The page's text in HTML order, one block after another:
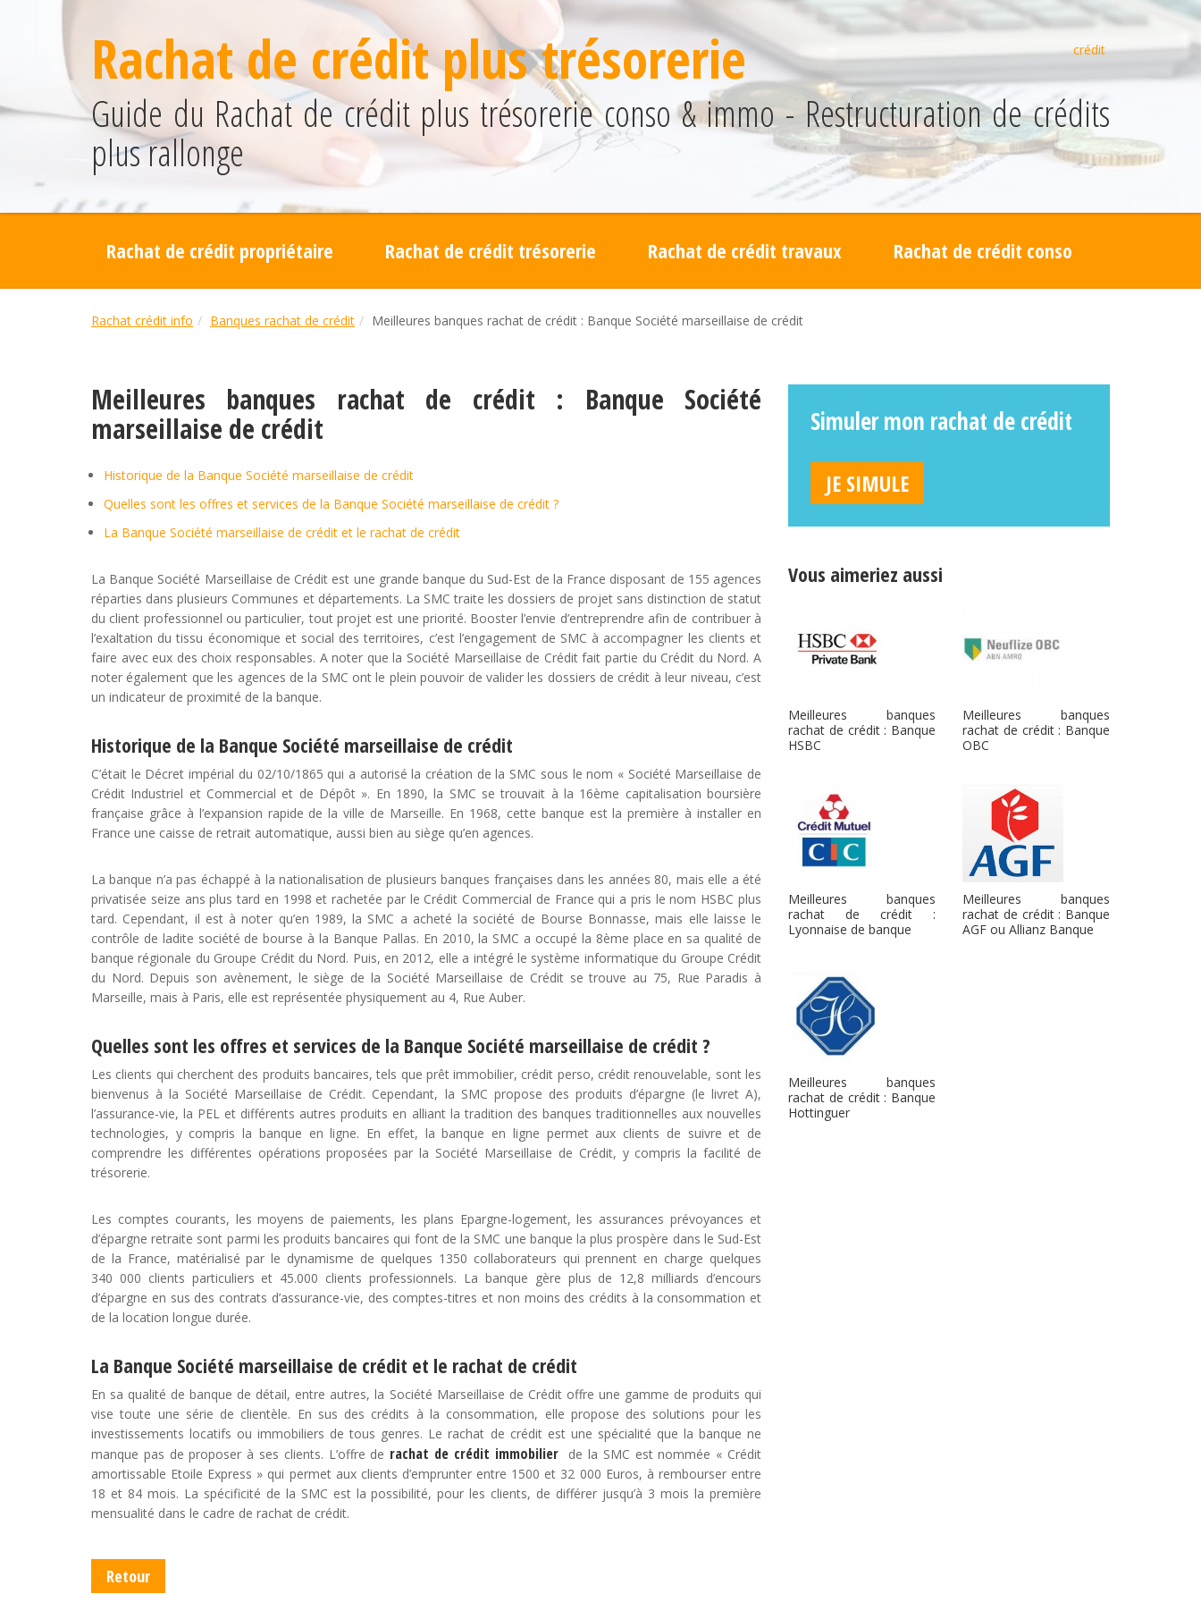
Rachat de crédit plus trésorerie
Guide du Rachat de crédit plus trésorerie conso & immo - Restructuration de crédits
plus rallonge
crédit
Rachat de crédit propriétaire Rachat de crédit trésorerie Rachat de crédit travaux Rachat de crédit conso
Rachat crédit info Banques rachat de crédit Meilleures banques rachat de crédit : Banque Société marseillaise de crédit
Meilleures banques rachat de crédit : Banque Société
marseillaise de crédit
Historique de la Banque Société marseillaise de crédit
Quelles sont les offres et services de la Banque Société marseillaise de crédit ?
La Banque Société marseillaise de crédit et le rachat de crédit
La Banque Société Marseillaise de Crédit est une grande banque du Sud-Est de la France disposant de 155 agences
réparties dans plusieurs Communes et départements. La SMC traite les dossiers de projet sans distinction de statut
du client professionnel ou particulier, tout projet est une priorité. Booster l’envie d’entreprendre afin de contribuer à
l’exaltation du tissu économique et social des territoires, c’est l’engagement de SMC à accompagner les clients et
faire avec eux des choix responsables. A noter que la Société Marseillaise de Crédit fait partie du Crédit du Nord. A
noter également que les agences de la SMC ont le plein pouvoir de valider les dossiers de crédit à leur niveau, c’est
un indicateur de proximité de la banque.
Historique de la Banque Société marseillaise de crédit
C’était le Décret impérial du 02/10/1865 qui a autorisé la création de la SMC sous le nom « Société Marseillaise de
Crédit Industriel et Commercial et de Dépôt ». En 1890, la SMC se trouvait à la 16ème capitalisation boursière
française grâce à l’expansion rapide de la ville de Marseille. En 1968, cette banque est la première à installer en
France une caisse de retrait automatique, aussi bien au siège qu’en agences.
La banque n’a pas échappé à la nationalisation de plusieurs banques françaises dans les années 80, mais elle a été
privatisée seize ans plus tard en 1998 et rachetée par le Crédit Commercial de France qui a pris le nom HSBC plus
tard. Cependant, il est à noter qu’en 1989, la SMC a acheté la société de Bourse Bonnasse, mais elle laisse le
contrôle de ladite société de bourse à la Banque Pallas. En 2010, la SMC a occupé la 8ème place en sa qualité de
banque régionale du Groupe Crédit du Nord. Puis, en 2012, elle a intégré le système informatique du Groupe Crédit
du Nord. Depuis son avènement, le siège de la Société Marseillaise de Crédit se trouve au 75, Rue Paradis à
Marseille, mais à Paris, elle est représentée physiquement au 4, Rue Auber.
Quelles sont les offres et services de la Banque Société marseillaise de crédit ?
Les clients qui cherchent des produits bancaires, tels que prêt immobilier, crédit perso, crédit renouvelable, sont les
bienvenus à la Société Marseillaise de Crédit. Cependant, la SMC propose des produits d’épargne (le livret A),
l’assurance-vie, la PEL et différents autres produits en alliant la tradition des banques traditionnelles aux nouvelles
technologies, y compris la banque en ligne. En effet, la banque en ligne permet aux clients de suivre et de
comprendre les différentes opérations proposées par la Société Marseillaise de Crédit, y compris la facilité de
trésorerie.
Les comptes courants, les moyens de paiements, les plans Epargne-logement, les assurances prévoyances et
d’épargne retraite sont parmi les produits bancaires qui font de la SMC une banque la plus prospère dans le Sud-Est
de la France, matérialisé par le dynamisme de quelques 1350 collaborateurs qui prennent en charge quelques
340 000 clients particuliers et 45.000 clients professionnels. La banque gère plus de 12,8 milliards d’encours
d’épargne en sus des contrats d’assurance-vie, des comptes-titres et non moins des crédits à la consommation et
de la location longue durée.
La Banque Société marseillaise de crédit et le rachat de crédit
En sa qualité de banque de détail, entre autres, la Société Marseillaise de Crédit offre une gamme de produits qui
vise toute une série de clientèle. En sus des crédits à la consommation, elle propose des solutions pour les
investissements locatifs ou immobiliers de tous genres. Le rachat de crédit est une spécialité que la banque ne
manque pas de proposer à ses clients. L’offre de rachat de crédit immobilier
de la SMC est nommée « Crédit
amortissable Etoile Express » qui permet aux clients d’emprunter entre 1500 et 32 000 Euros, à rembourser entre
18 et 84 mois. La spécificité de la SMC est la possibilité, pour les clients, de différer jusqu’à 3 mois la première
mensualité dans le cadre de rachat de crédit.
Retour
Simuler mon rachat de crédit
JE SIMULE
Vous aimeriez aussi
Meilleures banques
rachat de crédit : Banque
HSBC
Meilleures banques
rachat de crédit : Banque
OBC
Meilleures banques
rachat de crédit :
Lyonnaise de banque
Meilleures banques
rachat de crédit : Banque
AGF ou Allianz Banque
Meilleures banques
rachat de crédit : Banque
Hottinguer